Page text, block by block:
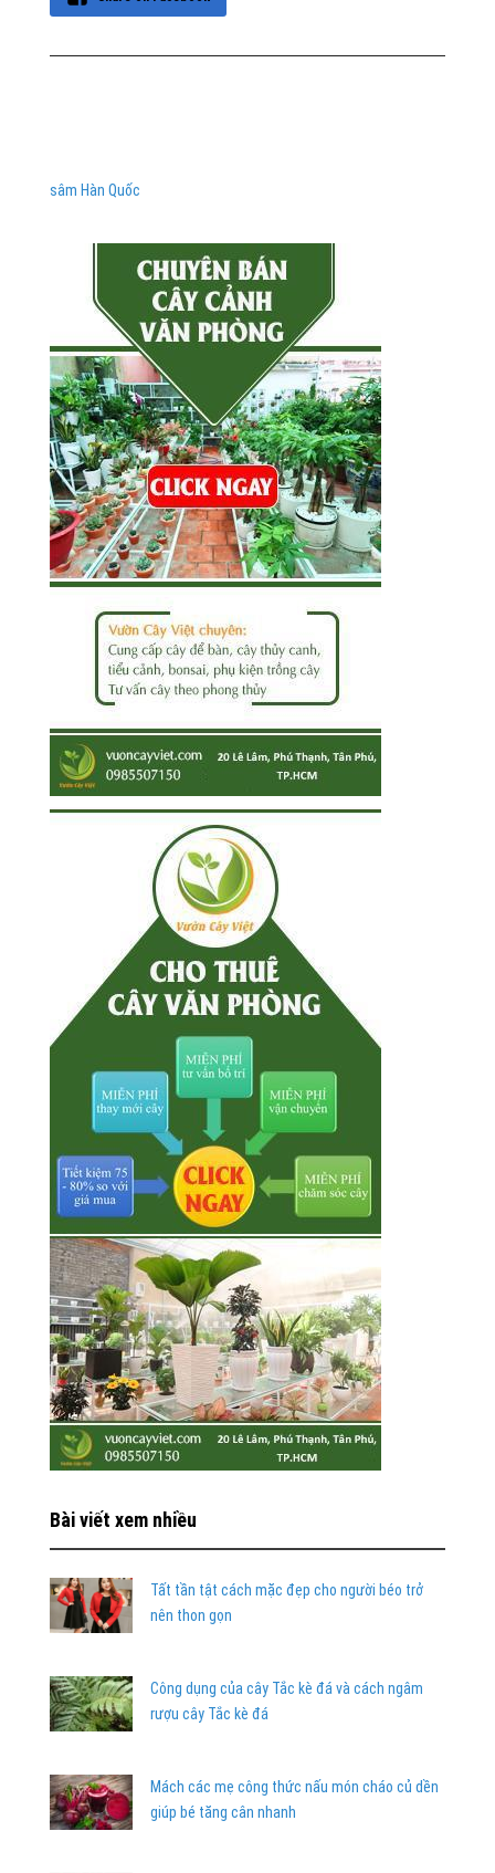
sâm Hàn Quốc
Bài viết xem nhiều
Tất tần tật cách mặc đẹp cho người béo trở
nên thon gọn
Công dụng của cây Tắc kè đá và cách ngâm
rượu cây Tắc kè đá
Mách các mẹ công thức nấu món cháo củ dền
giúp bé tăng cân nhanh